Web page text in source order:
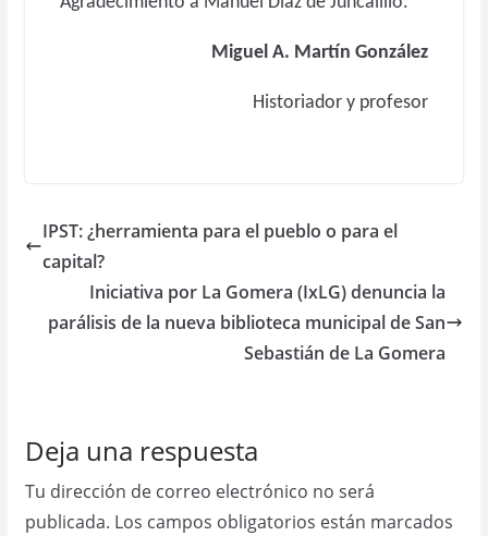
Miguel A. Martín González
Historiador y profesor
IPST: ¿herramienta para el pueblo o para el
capital?
Iniciativa por La Gomera (IxLG) denuncia la
parálisis de la nueva biblioteca municipal de San
Sebastián de La Gomera
Deja una respuesta
Tu dirección de correo electrónico no será
publicada. Los campos obligatorios están marcados